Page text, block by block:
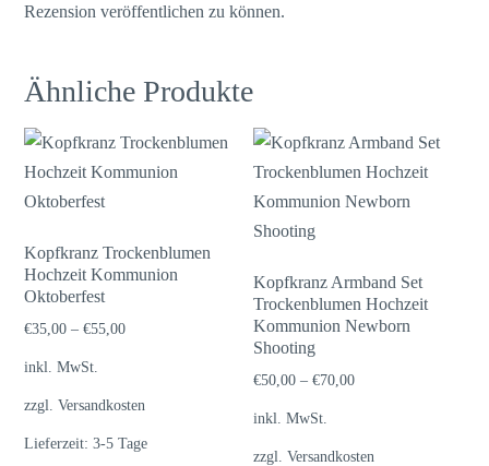
Rezension veröffentlichen zu können.
Ähnliche Produkte
Kopfkranz Trockenblumen
Hochzeit Kommunion
Oktoberfest
€35,00 –€55,00
inkl. MwSt.
zzgl.Versandkosten
Lieferzeit:3-5 Tage
Kopfkranz Armband Set
Trockenblumen Hochzeit
Kommunion Newborn
Shooting
€50,00 –€70,00
inkl. MwSt.
zzgl.Versandkosten